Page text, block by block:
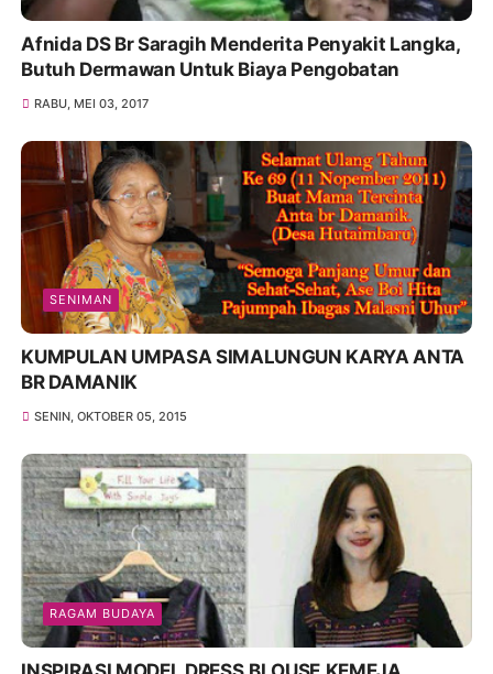
Afnida DS Br Saragih Menderita Penyakit Langka,
Butuh Dermawan Untuk Biaya Pengobatan
RABU, MEI 03, 2017
SENIMAN
KUMPULAN UMPASA SIMALUNGUN KARYA ANTA
BR DAMANIK
SENIN, OKTOBER 05, 2015
RAGAM BUDAYA